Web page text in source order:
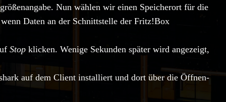
Nun wählen wir einen Speicherort für die
Daten an der Schnittstelle der Fritz!Box
Stop klicken. Wenige Sekunden später wird angezeigt,
auf dem Client installiert und dort über die Öffnen-